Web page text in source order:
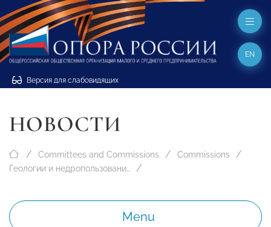
Версия для слабовидящих
EN
НОВОСТИ
Committees and Commissions
Commissions
Геологии и недропользованию
Menu